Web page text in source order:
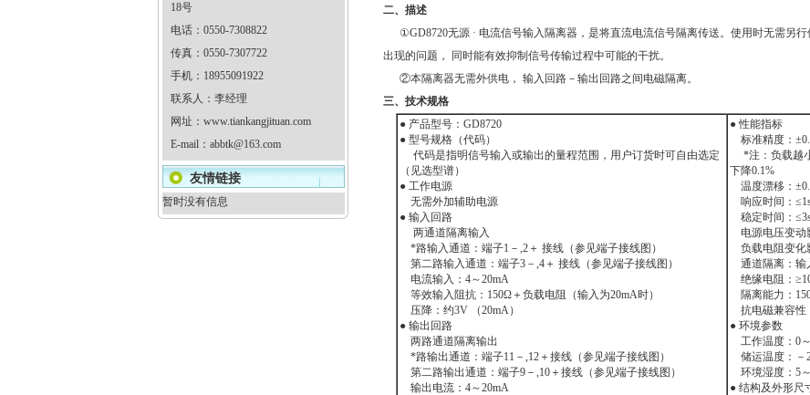
18号
电话：0550-7308822
传真：0550-7307722
手机：18955091922
联系人：李经理
网址： www.tiankangjituan.com
E-mail： abbtk@163.com
友情链接
暂时没有信息
二、描述
①GD8720无源 · 电流信号输入隔离器，是将直流电流信号隔离传送。使用时无需另
出现的问题， 同时能有效抑制信号传输过程中可能的干扰。
②本隔离器无需外供电， 输入回路－输出回路之间电磁隔离。
三、技术规格
● 产品型号：GD8720
● 型号规格（代码）
代码是指明信号输入或输出的量程范围，用户订货时可自由选定
（见选型谱）
● 工作电源
无需外加辅助电源
● 输入回路
两通道隔离输入
*路输入通道：端子1－,2＋ 接线（参见端子接线图）
第二路输入通道：端子3－,4＋ 接线（参见端子接线图）
电流输入：4～20mA
等效输入阻抗：150Ω＋负载电阻（输入为20mA时）
压降：约3V （20mA）
● 输出回路
两路通道隔离输出
*路输出通道：端子11－,12＋接线（参见端子接线图）
第二路输出通道：端子9－,10＋接线（参见端子接线图）
输出电流：4～20mA
● 性能指标
标准精度：
*注：负载越
下降0.1%
温度漂移：
响应时间：
稳定时间：
电源电压变动
负载电阻变化
通道隔离：输
绝缘电阻：
隔离能力：
抗电磁兼容性
● 环境参数
工作温度：0
储运温度：－
环境湿度：5～
● 结构及外形尺